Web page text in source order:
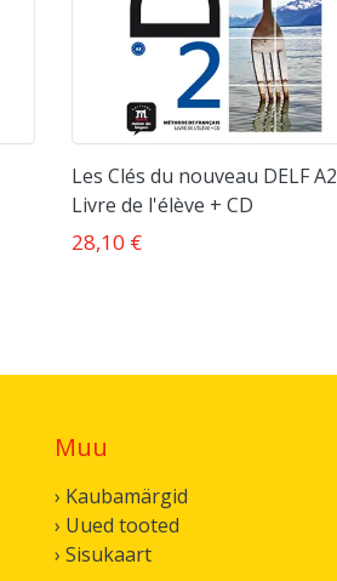
Les Clés du nouveau DELF A2
Livre de l'élève + CD
28,10 €
Muu
› Kaubamärgid
› Uued tooted
› Sisukaart